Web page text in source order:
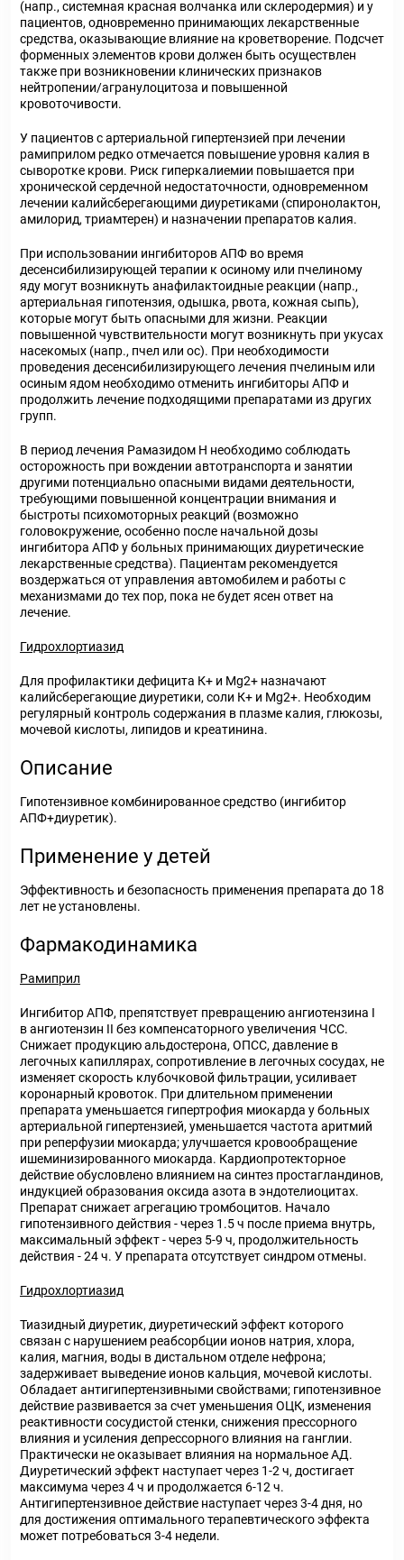
(напр., системная красная волчанка или склеродермия) и у
пациентов, одновременно принимающих лекарственные
средства, оказывающие влияние на кроветворение. Подсчет
форменных элементов крови должен быть осуществлен
также при возникновении клинических признаков
нейтропении/агранулоцитоза и повышенной
кровоточивости.
У пациентов с артериальной гипертензией при лечении
рамиприлом редко отмечается повышение уровня калия в
сыворотке крови. Риск гиперкалиемии повышается при
хронической сердечной недостаточности, одновременном
лечении калийсберегающими диуретиками (спиронолактон,
амилорид, триамтерен) и назначении препаратов калия.
При использовании ингибиторов АПФ во время
десенсибилизирующей терапии к осиному или пчелиному
яду могут возникнуть анафилактоидные реакции (напр.,
артериальная гипотензия, одышка, рвота, кожная сыпь),
которые могут быть опасными для жизни. Реакции
повышенной чувствительности могут возникнуть при укусах
насекомых (напр., пчел или ос). При необходимости
проведения десенсибилизирующего лечения пчелиным или
осиным ядом необходимо отменить ингибиторы АПФ и
продолжить лечение подходящими препаратами из других
групп.
В период лечения Рамазидом Н необходимо соблюдать
осторожность при вождении автотранспорта и занятии
другими потенциально опасными видами деятельности,
требующими повышенной концентрации внимания и
быстроты психомоторных реакций (возможно
головокружение, особенно после начальной дозы
ингибитора АПФ у больных принимающих диуретические
лекарственные средства). Пациентам рекомендуется
воздержаться от управления автомобилем и работы с
механизмами до тех пор, пока не будет ясен ответ на
лечение.
Гидрохлортиазид
Для профилактики дефицита К+ и Mg2+ назначают
калийсберегающие диуретики, соли К+ и Mg2+. Необходим
регулярный контроль содержания в плазме калия, глюкозы,
мочевой кислоты, липидов и креатинина.
Описание
Гипотензивное комбинированное средство (ингибитор
АПФ+диуретик).
Применение у детей
Эффективность и безопасность применения препарата до 18
лет не установлены.
Фармакодинамика
Рамиприл
Ингибитор АПФ, препятствует превращению ангиотензина I
в ангиотензин II без компенсаторного увеличения ЧСС.
Снижает продукцию альдостерона, ОПСС, давление в
легочных капиллярах, сопротивление в легочных сосудах, не
изменяет скорость клубочковой фильтрации, усиливает
коронарный кровоток. При длительном применении
препарата уменьшается гипертрофия миокарда у больных
артериальной гипертензией, уменьшается частота аритмий
при реперфузии миокарда; улучшается кровообращение
ишеминизированного миокарда. Кардиопротекторное
действие обусловлено влиянием на синтез простагландинов,
индукцией образования оксида азота в эндотелиоцитах.
Препарат снижает агрегацию тромбоцитов. Начало
гипотензивного действия - через 1.5 ч после приема внутрь,
максимальный эффект - через 5-9 ч, продолжительность
действия - 24 ч. У препарата отсутствует синдром отмены.
Гидрохлортиазид
Тиазидный диуретик, диуретический эффект которого
связан с нарушением реабсорбции ионов натрия, хлора,
калия, магния, воды в дистальном отделе нефрона;
задерживает выведение ионов кальция, мочевой кислоты.
Обладает антигипертензивными свойствами; гипотензивное
действие развивается за счет уменьшения ОЦК, изменения
реактивности сосудистой стенки, снижения прессорного
влияния и усиления депрессорного влияния на ганглии.
Практически не оказывает влияния на нормальное АД.
Диуретический эффект наступает через 1-2 ч, достигает
максимума через 4 ч и продолжается 6-12 ч.
Антигипертензивное действие наступает через 3-4 дня, но
для достижения оптимального терапевтического эффекта
может потребоваться 3-4 недели.